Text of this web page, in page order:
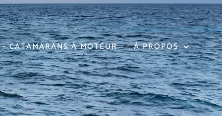
CATAMARANS À MOTEUR À PROPOS